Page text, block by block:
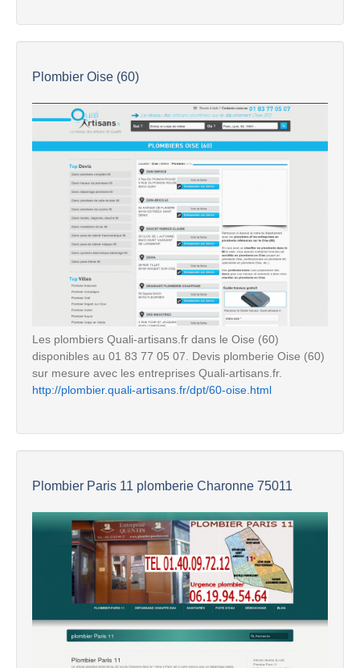
Plombier Oise (60)
Les plombiers Quali-artisans.fr dans le Oise (60)
disponibles au 01 83 77 05 07. Devis plomberie Oise (60)
sur mesure avec les entreprises Quali-artisans.fr.
http://plombier.quali-artisans.fr/dpt/60-oise.html
Plombier Paris 11 plomberie Charonne 75011